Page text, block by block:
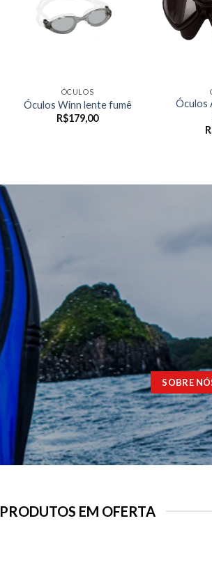
ÓCULOS
Óculos Winn lente fumê
R$179,00
Óculos
SOBRE
PRODUTOS EM OFERTA